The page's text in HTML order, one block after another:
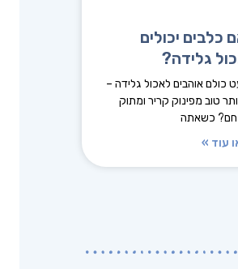
כלבים יכולים
גלידה?
כולם אוהבים לאכול גלידה –
טוב מפינוק קריר ומתוק
חם? כשאתה
עוד »